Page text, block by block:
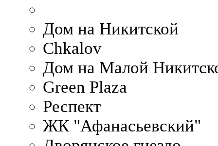
Дом на Никитской
Chkalov
Дом на Малой
Green Plaza
Респект
ЖК "Афанасьевский"